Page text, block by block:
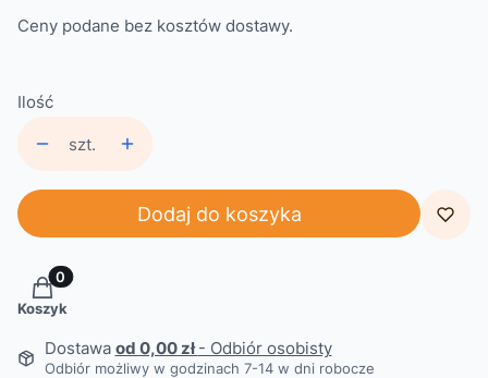
Ceny podane bez kosztów dostawy.
Ilość
szt.
Dodaj do koszyka
Produkty w koszyku: 0. Zobacz szczegóły
Koszyk
Dostawa od 0,00 zł- Odbiór osobisty
Odbiór możliwy w godzinach 7-14 w dni robocze